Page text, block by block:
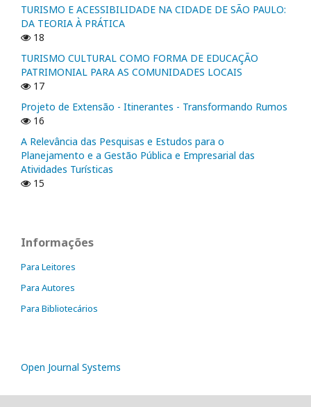
TURISMO E ACESSIBILIDADE NA CIDADE DE SÃO PAULO:
DA TEORIA À PRÁTICA
18
TURISMO CULTURAL COMO FORMA DE EDUCAÇÃO
PATRIMONIAL PARA AS COMUNIDADES LOCAIS
17
Projeto de Extensão - Itinerantes - Transformando Rumos
16
A Relevância das Pesquisas e Estudos para o
Planejamento e a Gestão Pública e Empresarial das
Atividades Turísticas
15
Informações
Para Leitores
Para Autores
Para Bibliotecários
Open Journal Systems